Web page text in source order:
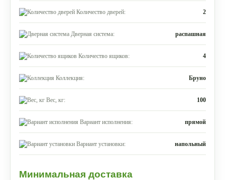
Количество дверей: 2
Дверная система: распашная
Количество ящиков: 4
Коллекция: Бруно
Вес, кг: 100
Вариант исполнения: прямой
Вариант установки: напольный
Минимальная доставка